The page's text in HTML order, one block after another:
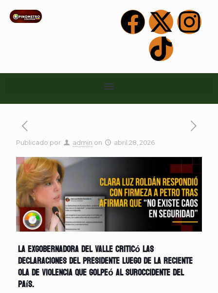
Publicado por admin on abril 28, 2026
La exgobernadora del Valle criticó las
declaraciones del presidente luego de la reciente
ola de violencia que golpeó al suroccidente del
país.